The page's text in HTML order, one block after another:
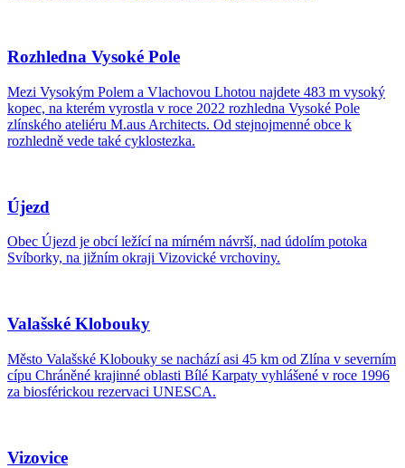
Rozhledna Vysoké Pole
Mezi Vysokým Polem a Vlachovou Lhotou najdete 483 m vysoký
kopec, na kterém vyrostla v roce 2022 rozhledna Vysoké Pole
zlínského ateliéru M.aus Architects. Od stejnojmenné obce k
rozhledně vede také cyklostezka.
Újezd
Obec Újezd je obcí ležící na mírném návrší, nad údolím potoka
Svíborky, na jižním okraji Vizovické vrchoviny.
Valašské Klobouky
Město Valašské Klobouky se nachází asi 45 km od Zlína v severním
cípu Chráněné krajinné oblasti Bílé Karpaty vyhlášené v roce 1996
za biosférickou rezervaci UNESCA.
Vizovice